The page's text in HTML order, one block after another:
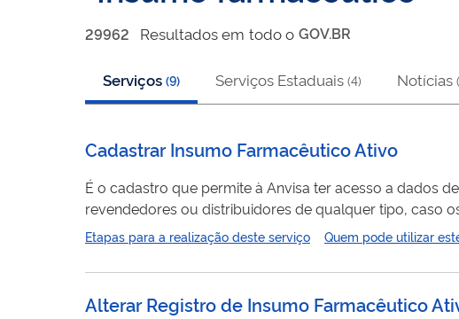
29962 Resultadosem todo o GOV.BR
Serviços (9) Serviços Estaduais (4) Notícias (
Cadastrar Insumo Farmacêutico Ativo
É o cadastro que permite à Anvisa ter acesso a dados
revendedores ou distribuidores de qualquer tipo, caso
informações fornecidas permitem a correta identificação dos fabricantes e
Etapas para a realização deste serviço Quem pode utilizar
Alterar Registro de Insumo Farmacêutico